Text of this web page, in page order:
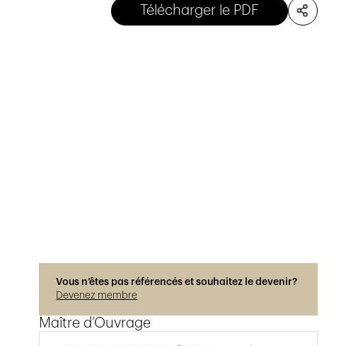
Télécharger le PDF
Vous n’êtes pas référencés et souhaitez le devenir?
Devenez membre
Maître d’Ouvrage